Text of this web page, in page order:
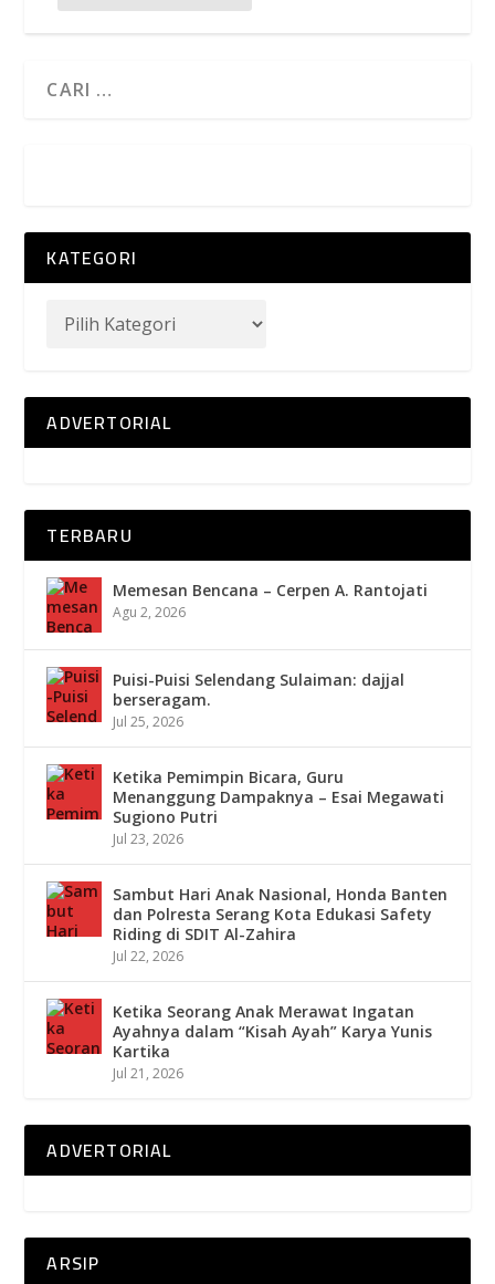
KATEGORI
ADVERTORIAL
TERBARU
Memesan Bencana – Cerpen A. Rantojati
Agu 2, 2026
Puisi-Puisi Selendang Sulaiman: dajjal
berseragam.
Jul 25, 2026
Ketika Pemimpin Bicara, Guru
Menanggung Dampaknya – Esai Megawati
Sugiono Putri
Jul 23, 2026
Sambut Hari Anak Nasional, Honda Banten
dan Polresta Serang Kota Edukasi Safety
Riding di SDIT Al-Zahira
Jul 22, 2026
Ketika Seorang Anak Merawat Ingatan
Ayahnya dalam “Kisah Ayah” Karya Yunis
Kartika
Jul 21, 2026
ADVERTORIAL
ARSIP